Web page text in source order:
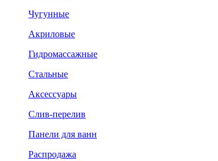
Чугунные
Акриловые
Гидромассажные
Стальные
Аксессуары
Слив-перелив
Панели для ванн
Распродажа